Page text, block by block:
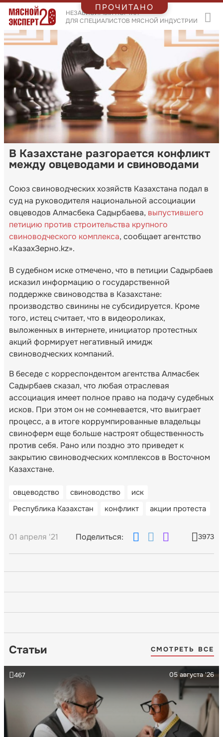
НЕЗАВИСИМЫЙ ПОРТАЛ
ДЛЯ СПЕЦИАЛИСТОВ МЯСНОЙ ИНДУСТРИИ
В Казахстане разгорается конфликт
между овцеводами и свиноводами
Союз свиноводческих хозяйств Казахстана подал в
суд на руководителя национальной ассоциации
овцеводов Алмасбека Садырбаева, выпустившего
петицию против строительства крупного
свиноводческого комплекса, сообщает агентство
«КазахЗерно.kz».
В судебном иске отмечено, что в петиции Садырбаев
исказил информацию о государственной
поддержке свиноводства в Казахстане:
производство свинины не субсидируется. Кроме
того, истец считает, что в видеороликах,
выложенных в интернете, инициатор протестных
акций формирует негативный имидж
свиноводческих компаний.
В беседе с корреспондентом агентства Алмасбек
Садырбаев сказал, что любая отраслевая
ассоциация имеет полное право на подачу судебных
исков. При этом он не сомневается, что выиграет
процесс, а в итоге коррумпированные владельцы
свиноферм еще больше настроят общественность
против себя. Рано или поздно это приведет к
закрытию свиноводческих комплексов в Восточном
Казахстане.
овцеводство свиноводство
иск
Республика Казахстан
конфликт акции протеста
01 апреля '21 Поделиться: 3973
Статьи СМОТРЕТЬ ВСЕ
05 августа '26
467
ПРОЧИТАНО